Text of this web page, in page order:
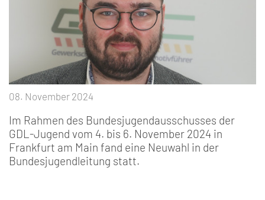
08. November 2024
Im Rahmen des Bundesjugendausschusses der
GDL-Jugend vom 4. bis 6. November 2024 in
Frankfurt am Main fand eine Neuwahl in der
Bundesjugendleitung statt.